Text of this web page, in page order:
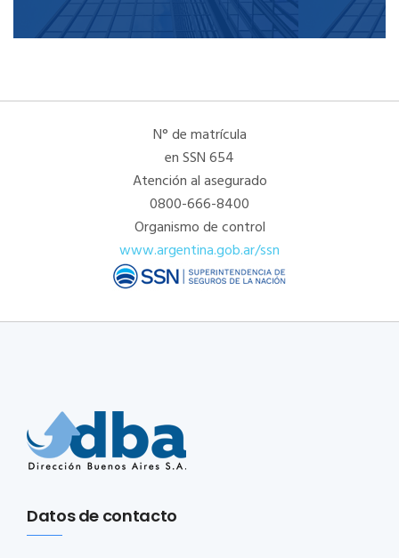
N° de matrícula
en SSN 654
Atención al asegurado
0800-666-8400
Organismo de control
www.argentina.gob.ar/ssn
Datos de contacto